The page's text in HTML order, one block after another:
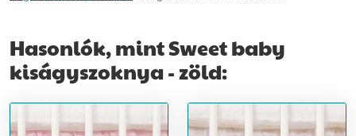
Hasonlók, mint Sweet baby
kiságyszoknya - zöld: